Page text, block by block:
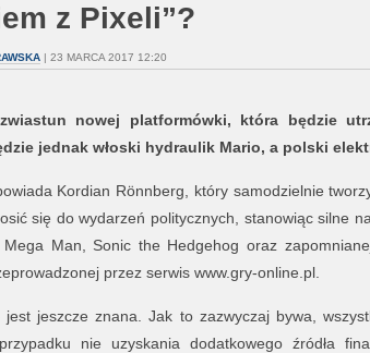
z Pixeli”?
| 23 MARCA 2017 12:20
nowej platformówki, która będzie
jednak włoski hydraulik Mario, a polski
Kordian Rönnberg, który samodzielnie
się do wydarzeń politycznych, stanowiąc silne
Man, Sonic the Hedgehog oraz
przez serwis www.gry-online.pl.
jeszcze znana. Jak to zazwyczaj bywa,
nie uzyskania dodatkowego źródła